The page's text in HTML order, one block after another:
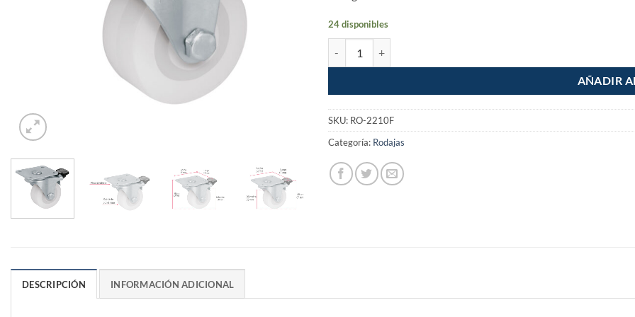
24 disponibles
AÑADIR
SKU: RO-2210F
Categoría: Rodajas
DESCRIPCIÓN INFORMACIÓN ADICIONAL